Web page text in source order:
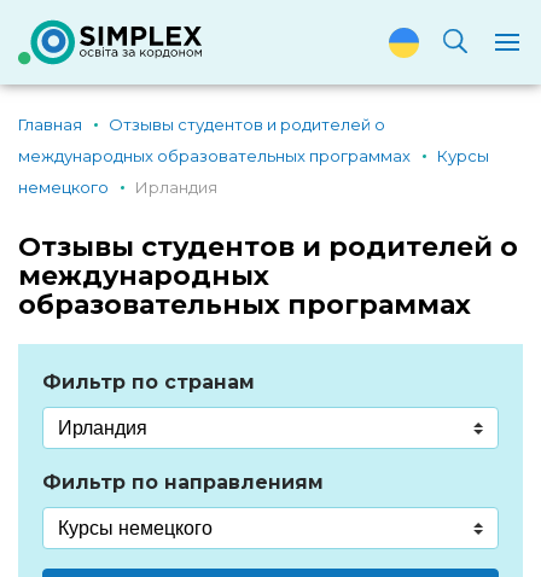
Главная
Отзывы студентов и родителей о
международных образовательных программах
Курсы
немецкого
Ирландия
Отзывы студентов и родителей о
международных
образовательных программах
Фильтр по странам
Фильтр по направлениям